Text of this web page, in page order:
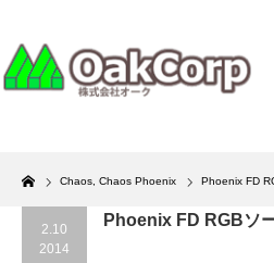
Home
Chaos Chaos Phoenix Phoenix FD
2.10
2014
Phoenix FD RGBソ